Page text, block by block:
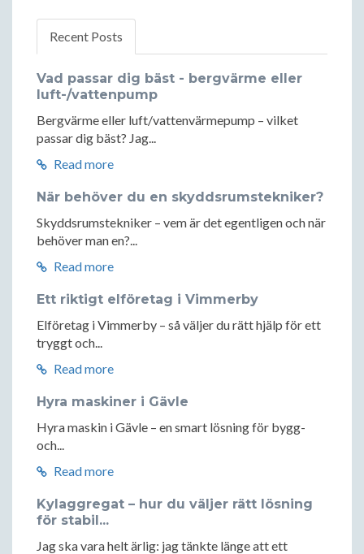
Recent Posts
Vad passar dig bäst - bergvärme eller
luft-/vattenpump
Bergvärme eller luft/vattenvärmepump – vilket
passar dig bäst? Jag...
Read more
När behöver du en skyddsrumstekniker?
Skyddsrumstekniker – vem är det egentligen och när
behöver man en?...
Read more
Ett riktigt elföretag i Vimmerby
Elföretag i Vimmerby – så väljer du rätt hjälp för ett
tryggt och...
Read more
Hyra maskiner i Gävle
Hyra maskin i Gävle – en smart lösning för bygg-
och...
Read more
Kylaggregat – hur du väljer rätt lösning
för stabil...
Jag ska vara helt ärlig: jag tänkte länge att ett